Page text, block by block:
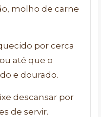
molho de carne
por cerca
até que o
e dourado.
descansar por
de servir.